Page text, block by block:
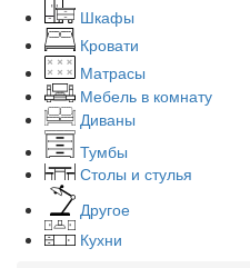
Шкафы
Кровати
Матрасы
Мебель в комнату
Диваны
Тумбы
Столы и стулья
Другое
Кухни